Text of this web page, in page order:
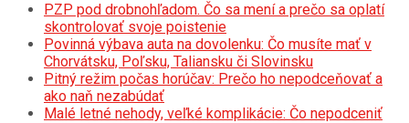
PZP pod drobnohľadom. Čo sa mení a prečo sa oplatí
skontrolovať svoje poistenie
Povinná výbava auta na dovolenku: Čo musíte mať v
Chorvátsku, Poľsku, Taliansku či Slovinsku
Pitný režim počas horúčav: Prečo ho nepodceňovať a
ako naň nezabúdať
Malé letné nehody, veľké komplikácie: Čo nepodceniť